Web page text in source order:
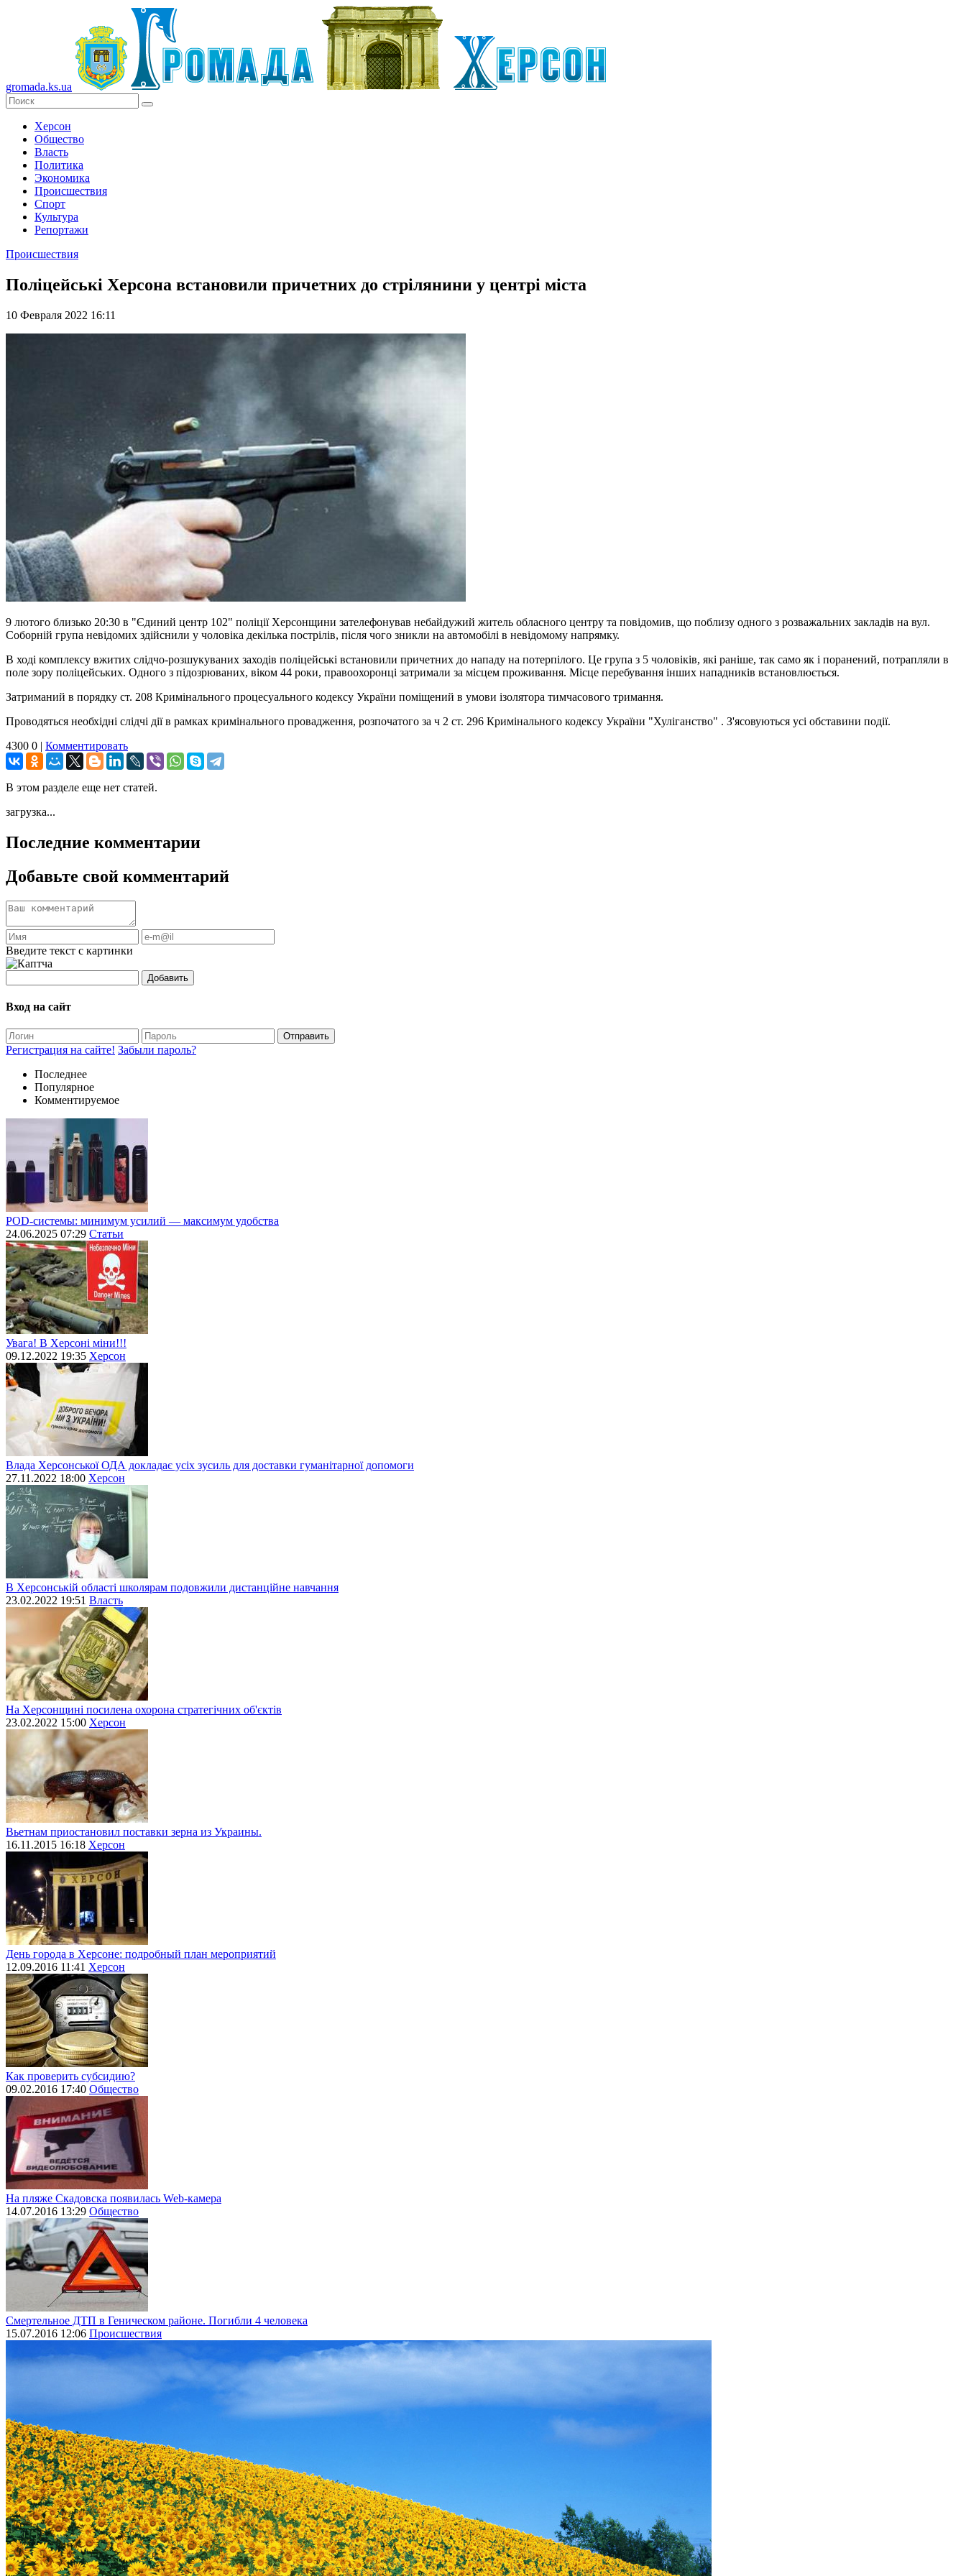
gromada.ks.ua
Херсон
Общество
Власть
Политика
Экономика
Происшествия
Спорт
Культура
Репортажи
Происшествия
Поліцейські Херсона встановили причетних до стрілянини у центрі міста
10 Февраля 2022 16:11
9 лютого близько 20:30 в "Єдиний центр 102" поліції Херсонщини зателефонував небайдужий житель обласного центру та повідомив, що поблизу одного з розважальних закладів на вул.
Соборній група невідомих здійснили у чоловіка декілька пострілів, після чого зникли на автомобілі в невідомому напрямку.
В ході комплексу вжитих слідчо-розшукуваних заходів поліцейські встановили причетних до нападу на потерпілого. Це група з 5 чоловіків, які раніше, так само як і поранений, потрапляли в
поле зору поліцейських. Одного з підозрюваних, віком 44 роки, правоохоронці затримали за місцем проживання. Місце перебування інших нападників встановлюється.
Затриманий в порядку ст. 208 Кримінального процесуального кодексу України поміщений в умови ізолятора тимчасового тримання.
Проводяться необхідні слідчі дії в рамках кримінального провадження, розпочатого за ч 2 ст. 296 Кримінального кодексу України "Хуліганство" . З'ясовуються усі обставини події.
4300 0 | Комментировать
В этом разделе еще нет статей.
загрузка...
Последние комментарии
Добавьте свой комментарий
Введите текст с картинки
Добавить
Вход на сайт
Отправить
Регистрация на сайте! Забыли пароль?
Последнее
Популярное
Комментируемое
POD-системы: минимум усилий — максимум удобства
24.06.2025 07:29 Статьи
Увага! В Херсоні міни!!!
09.12.2022 19:35 Херсон
Влада Херсонської ОДА докладає усіх зусиль для доставки гуманітарної допомоги
27.11.2022 18:00 Херсон
В Херсонській області школярам подовжили дистанційне навчання
23.02.2022 19:51 Власть
На Херсонщині посилена охорона стратегічних об'єктів
23.02.2022 15:00 Херсон
Вьетнам приостановил поставки зерна из Украины.
16.11.2015 16:18 Херсон
День города в Херсоне: подробный план мероприятий
12.09.2016 11:41 Херсон
Как проверить субсидию?
09.02.2016 17:40 Общество
На пляже Скадовска появилась Web-камера
14.07.2016 13:29 Общество
Смертельное ДТП в Геническом районе. Погибли 4 человека
15.07.2016 12:06 Происшествия